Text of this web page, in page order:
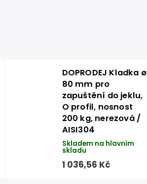
DOPRODEJ Kladka ø
80 mm pro
zapuštění do jeklu,
O profil, nosnost
200 kg, nerezová /
AISI304
Skladem na hlavním
skladu
1 036,56 Kč